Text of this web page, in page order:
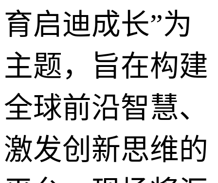
育启迪成长”为
主题，旨在构建
全球前沿智慧、
激发创新思维的